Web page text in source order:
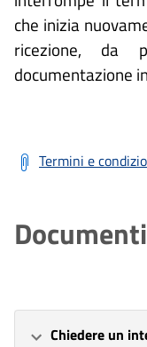
che inizia
ricezione, da
documentazione
Termini e
Documenti
Chiedere un